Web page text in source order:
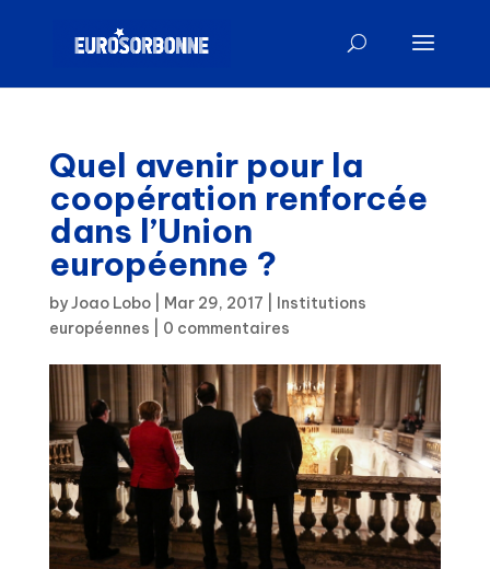
Quel avenir pour la
coopération renforcée
dans l’Union
européenne ?
byJoao Lobo| Mar 29, 2017
Institutions
européennes
0 commentaires